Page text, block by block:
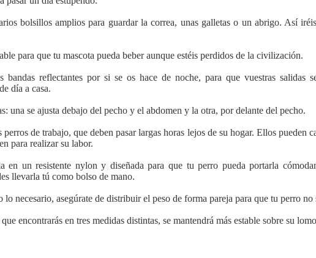
bolsillos amplios para guardar la correa, unas galletas o un abrigo. Así
para que tu mascota pueda beber aunque estéis perdidos de la civilización.
bandas reflectantes por si se os hace de noche, para que vuestras salidas
día a casa.
una se ajusta debajo del pecho y el abdomen y la otra, por delante del pecho.
perros de trabajo, que deben pasar largas horas lejos de su hogar. Ellos pueden
para realizar su labor.
en un resistente nylon y diseñada para que tu perro pueda portarla
llevarla tú como bolso de mano.
lo necesario, asegúrate de distribuir el peso de forma pareja para que tu perro
encontrarás en tres medidas distintas, se mantendrá más estable sobre su